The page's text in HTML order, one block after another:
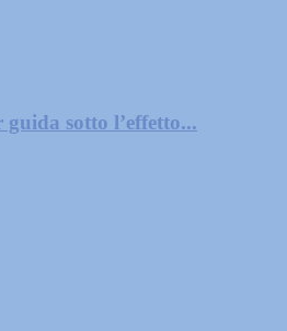
sotto l’effetto...